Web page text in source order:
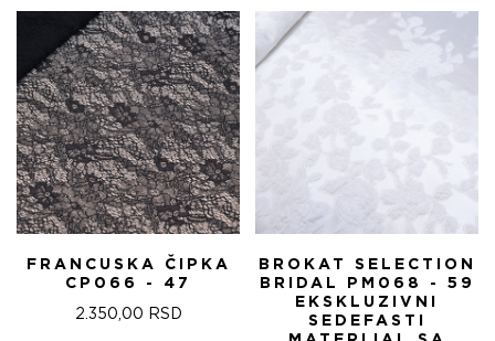
FRANCUSKA ČIPKA
CP066 - 47
2.350,00 RSD
BROKAT SELECTION
BRIDAL PM068 - 59
EKSKLUZIVNI
SEDEFASTI